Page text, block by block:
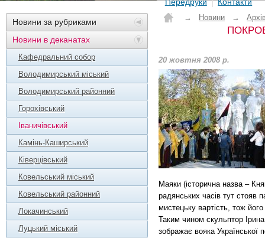
Новини за рубриками
Новини в деканатах
Кафедральний собор
Володимирський міський
Володимирський районний
Горохівський
Іваничівський
Камінь-Каширський
Ківерцівський
Ковельський міський
Ковельський районний
Локачинський
Луцький міський
→ Новини →
20 жовтня 2008 р.
Маяки (історична назва –
радянських часів тут стояв
мистецьку вартість, тож
Таким чином скульптор
зображає вояка Української